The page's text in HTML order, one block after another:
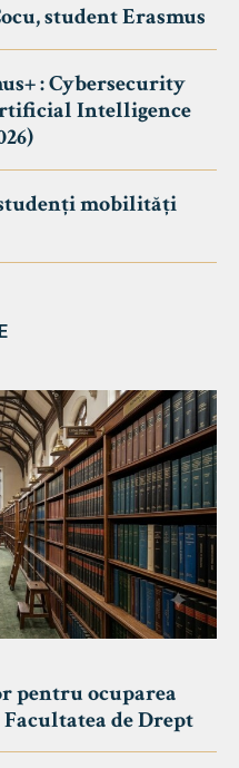
student Erasmus
: Cybersecurity
Intelligence
mobilități
pentru ocuparea
de Drept